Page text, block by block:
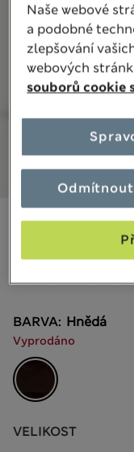
1 599,00Kč
20% sleva na dámské
BARVA: Hnědá
Vyprodáno
VELIKOST
Naše webové
a podobné
zlepšování
webových
souborů cookie